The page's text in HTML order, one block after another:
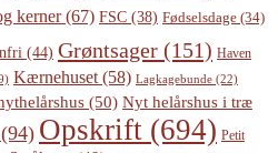
kerner(67) FSC (38) Fødselsdage (34)
(44) Grøntsager (151) Haven
Kærnehuset (58) Lagkagebunde (22)
(50) Nyt helårshus i træ
(94) Opskrift (694) Petit